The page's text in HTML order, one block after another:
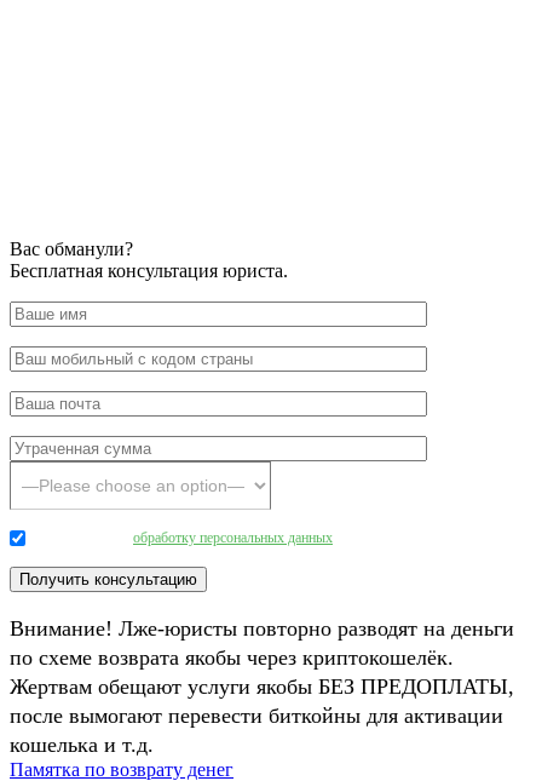
Вас обманули?
Бесплатная консультация юриста.
обработку персональных данных
Внимание! Лже-юристы повторно разводят на деньги
по схеме возврата якобы через криптокошелёк.
Жертвам обещают услуги якобы БЕЗ ПРЕДОПЛАТЫ,
после вымогают перевести биткойны для активации
кошелька и т.д.
Памятка по возврату денег